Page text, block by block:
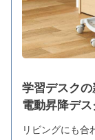
学習デスク
電動昇降デ
リビングにも合